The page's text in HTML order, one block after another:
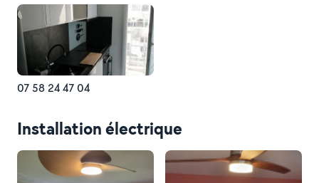
07 58 24 47 04
Installation électrique